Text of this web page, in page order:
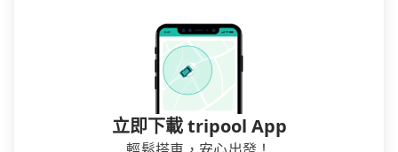
立即下載 tripool App